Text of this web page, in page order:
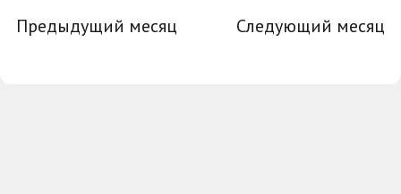
Предыдущий месяц
Следующий месяц